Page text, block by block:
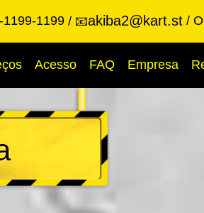
1199-1199 📧akiba2@kart.st
Acesso FAQ Empresa